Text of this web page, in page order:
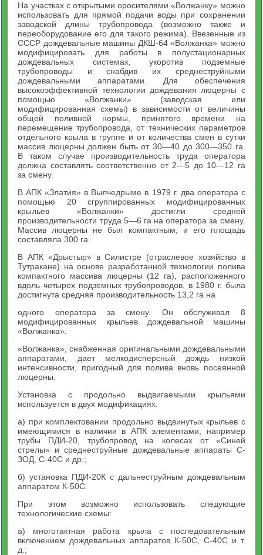
На участках с открытыми оросителями «Волжанку» можно
использовать для прямой подачи воды при сохранении
заводской длины трубопровода (возможно также и
переоборудование его для такого режима). Ввезенные из
СССР дождевальные машины ДКШ-64 «Волжанка» можно
модифицировать для работы в полустационарных
дождевальных системах, укоротив подземные
трубопроводы и снабдив их среднеструйными
дождевальными аппаратами. Для обеспечения
высокоэффективной технологии дождевания люцерны с
помощью «Волжанки» (заводская или
модифицированная схемы) в зависимости от величины
общей поливной нормы, принятого времени на
перемещение трубопровода, от технических параметров
отдельного крыла в группе и от количества смен в сутки
массив люцерны должен быть от 30—40 до 300—350 га.
В таком случае производительность труда оператора
должна составлять соответственно от 2—5 до 10—12 га
за смену.
В АПК «Златия» в Вылчедрыме в 1979 г. два оператора с
помощью 20 сгруппированных модифицированных
крыльев «Волжанки» достигли средней
производительности труда 5—6 га на оператора за смену.
Массив люцерны не был компактным, и его площадь
составляла 300 га.
В АПК «Дрыстыр» в Силистре (отраслевое хозяйство в
Тутракане) на основе разработанной технологии полива
компактного массива люцерны (12 га), расположенного
вдоль четырех подземных трубопроводов, в 1980 г. была
достигнута средняя производительность 13,2 га на
одного оператора за смену. Он обслуживал 8
модифицированных крыльев дождевальной машины
«Волжанка».
«Волжанка», снабженная оригинальными дождевальными
аппаратами, дает мелкодисперсный дождь низкой
интенсивности, пригодный для полива вновь посеянной
люцерны.
Установка с продольно выдвигаемыми крыльями
используется в двух модификациях:
а) при комплектовании продольно выдвинутых крыльев с
имеющимися в наличии в АПК элементами, например
трубы ПДИ-20, трубопровод на колесах от «Синей
стрелы» и среднеструйные дождевальные аппараты С-
ЗОД, С-40С и др.;
б) установка ПДИ-20К с дальнеструйным дождевальным
аппаратом К-50С.
При этом возможно использовать следующие
технологические схемы:
а) многотактная работа крыла с последовательным
включением дождевальных аппаратов К-50С, С-40С и т.
д.;